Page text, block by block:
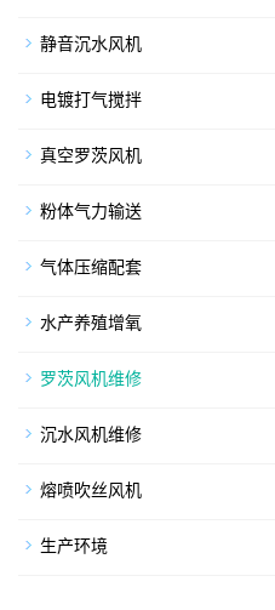
静音沉水风机
电镀打气搅拌
真空罗茨风机
粉体气力输送
气体压缩配套
水产养殖增氧
罗茨风机维修
沉水风机维修
熔喷吹丝风机
生产环境